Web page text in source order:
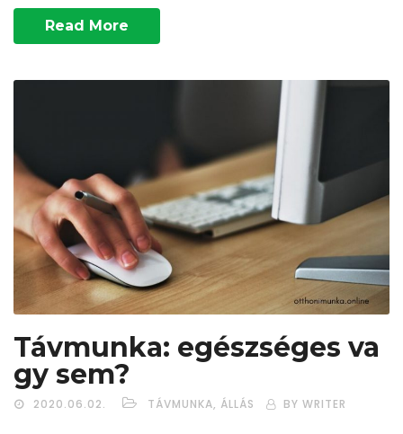
Read More
Távmunka: egészséges va
gy sem?
2020.06.02. TÁVMUNKA, ÁLLÁS BY WRITER